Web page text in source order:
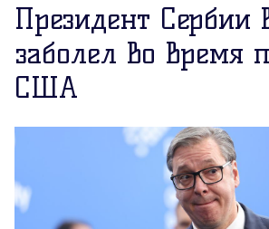
Президент Сербии
заболел во время
США